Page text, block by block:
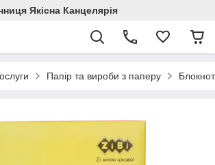
Якісна Канцелярія
Папір та вироби з паперу